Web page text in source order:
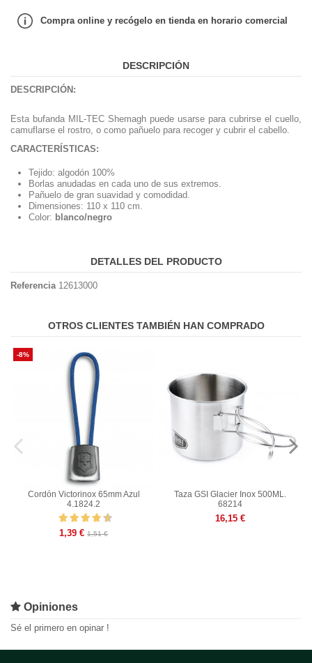
Compra online y recógelo en tienda en horario comercial
DESCRIPCIÓN
DESCRIPCIÓN:
Esta bufanda MIL-TEC Shemagh puede usarse para cubrirse el cuello,
camuflarse el rostro, o como pañuelo para recoger y cubrir el cabello.
CARACTERÍSTICAS:
Tejido: algodón 100%
Borlas anudadas en cada uno de sus extremos.
Pañuelo de gran suavidad y comodidad.
Dimensiones: 110 x 110 cm.
Color: blanco/negro
DETALLES DEL PRODUCTO
Referencia 12613000
OTROS CLIENTES TAMBIÉN HAN COMPRADO
-8%
Cordón Victorinox 65mm Azul
4.1824.2
1,39 € 1,51 €
Taza GSI Glacier Inox 500ML.
68214
16,15 €
Opiniones
Sé el primero en opinar !